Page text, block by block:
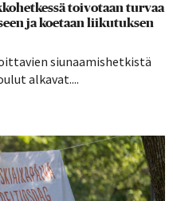
toivotaan turvaa
ja koetaan liikutuksen
siunaamishetkistä
alkavat....